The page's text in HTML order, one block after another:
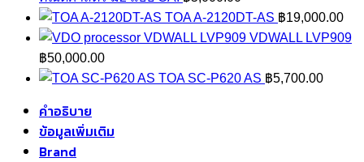
TOA A-2120DT-AS ฿19,000.00
VDWALL LVP909
฿50,000.00
TOA SC-P620 AS ฿5,700.00
คำอธิบาย
ข้อมูลเพิ่มเติม
Brand